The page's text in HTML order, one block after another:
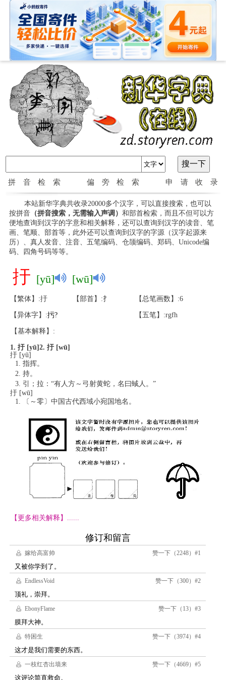
拼音检索 偏旁检索 申请收录
本站新华字典共收录20000多个汉字，可以直接搜索，也可以
按拼音（拼音搜索，无需输入声调） 和部首检索，而且不但可以方
便地查询到汉字的字意和相关解释，还可以查询到汉字的读音、笔
画、笔顺、部首等，此外还可以查询到汉字的字源（汉字起源来
历）、真人发音、注音、五笔编码、仓颉编码、郑码、Unicode编
码、四角号码等等。
扜 [yū] [wū]
【繁体】:扜 【部首】:扌 【总笔画数】:6
【异体字】:扝? 【五笔】:rgfh
【基本解释】:
1. 扜 [yū] 2. 扜 [wū]
扜 [yū]
指挥。
持。
引；拉：“有人方～弓射黄蛇，名曰蜮人。”
扜 [wū]
〔～零〕中国古代西域小宛国地名。
【更多相关解释】......